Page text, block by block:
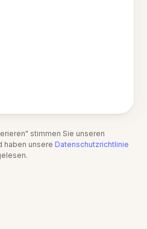
stimmen Sie unseren
haben unsere Datenschutzrichtlinie